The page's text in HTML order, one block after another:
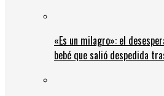
«Es un milagro»: el
bebé que salió despedida